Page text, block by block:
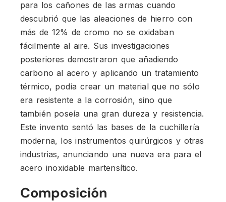
para los cañones de las armas cuando
descubrió que las aleaciones de hierro con
más de 12% de cromo no se oxidaban
fácilmente al aire. Sus investigaciones
posteriores demostraron que añadiendo
carbono al acero y aplicando un tratamiento
térmico, podía crear un material que no sólo
era resistente a la corrosión, sino que
también poseía una gran dureza y resistencia.
Este invento sentó las bases de la cuchillería
moderna, los instrumentos quirúrgicos y otras
industrias, anunciando una nueva era para el
acero inoxidable martensítico.
Composición